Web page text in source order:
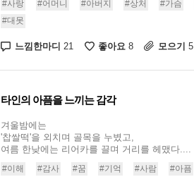
#사랑 #어머니 #아버지 #상처 #가슴
#대못
느낌한마디 21 좋아요 8 모으기 5
타인의 아픔을 느끼는 감각
겨울밤에는
'찹쌀떡'을 외치며 골목을 누볐고,
여름 한낮에는 리어카를 끌며 거리를 헤맸다....
#이해 #감사 #꿈 #기억 #사람 #아픔